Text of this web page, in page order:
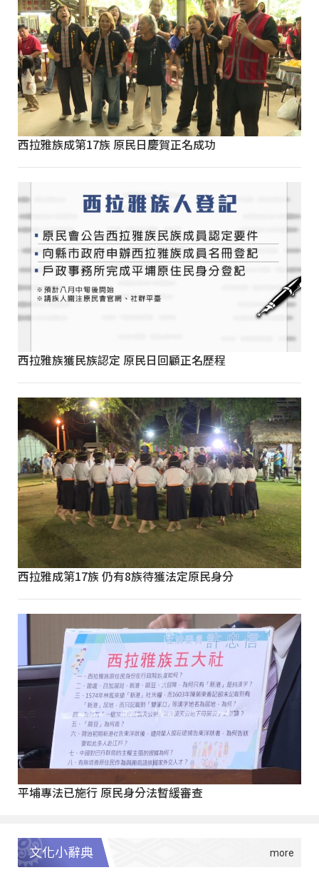
西拉雅族成第17族 原民日慶賀正名成功
西拉雅族獲民族認定 原民日回顧正名歷程
西拉雅成第17族 仍有8族待獲法定原民身分
平埔專法已施行 原民身分法暫緩審查
文化小辭典